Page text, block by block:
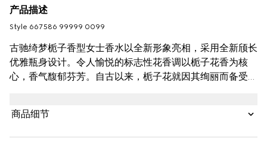
产品描述
Style ‎667586 99999 0099
古驰绮梦栀子香型女士香水以全新形象亮相，采用全新颀长
优雅瓶身设计。令人愉悦的标志性花香调以栀子花香为核
心，香气馥郁芬芳。自古以来，栀子花就因其绚丽而备受推
白色栀子花和明媚的茉莉精萃糅合而成。这一摩登花香调以
商品细节